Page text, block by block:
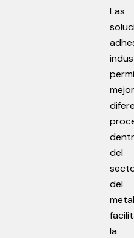
Las
del
del
la